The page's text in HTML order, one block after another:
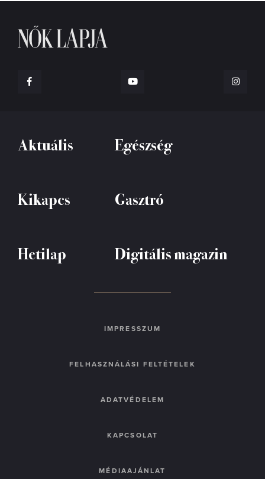
Aktuális Egészség
Kikapcs Gasztró
Hetilap Digitális magazin
IMPRESSZUM
FELHASZNÁLÁSI FELTÉTELEK
ADATVÉDELEM
KAPCSOLAT
MÉDIAAJÁNLAT